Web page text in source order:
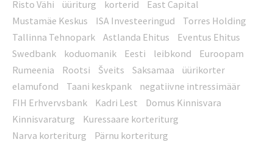
Risto Vähi
üüriturg korterid
East Capital
Mustamäe Keskus
ISA Investeeringud
Torres Holding
Tallinna Tehnopark
Astlanda Ehitus
Eventus Ehitus
Swedbank
koduomanik Eesti leibkond
Euroopam
Rumeenia
Rootsi Šveits Saksamaa
üürikorter
elamufond
Taani keskpank
negatiivne intressimäär
FIH Erhvervsbank
Kadri Lest
Domus Kinnisvara
Kinnisvaraturg
Kuressaare korteriturg
Narva korteriturg
Pärnu korteriturg